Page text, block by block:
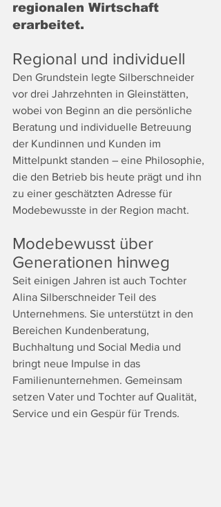
regionalen Wirtschaft
erarbeitet.
Regional und individuell
Den Grundstein legte Silberschneider
vor drei Jahrzehnten in Gleinstätten,
wobei von Beginn an die persönliche
Beratung und individuelle Betreuung
der Kundinnen und Kunden im
Mittelpunkt standen – eine Philosophie,
die den Betrieb bis heute prägt und ihn
zu einer geschätzten Adresse für
Modebewusste in der Region macht.
Modebewusst über
Generationen hinweg
Seit einigen Jahren ist auch Tochter
Alina Silberschneider Teil des
Unternehmens. Sie unterstützt in den
Bereichen Kundenberatung,
Buchhaltung und Social Media und
bringt neue Impulse in das
Familienunternehmen. Gemeinsam
setzen Vater und Tochter auf Qualität,
Service und ein Gespür für Trends.